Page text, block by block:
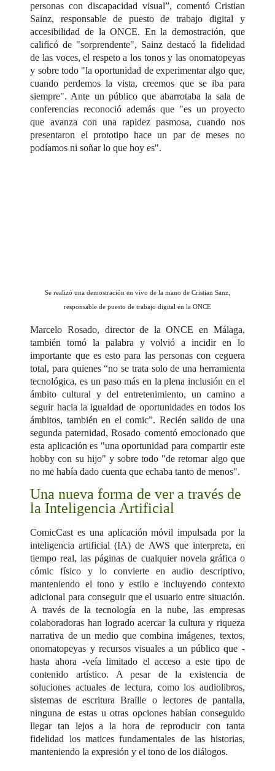
personas con discapacidad visual”, comentó Cristian
Sainz, responsable de puesto de trabajo digital y
accesibilidad de la ONCE. En la demostración, que
calificó de "sorprendente", Sainz destacó la fidelidad
de las voces, el respeto a los tonos y las onomatopeyas
y sobre todo "la oportunidad de experimentar algo que,
cuando perdemos la vista, creemos que se iba para
siempre". Ante un público que abarrotaba la sala de
conferencias reconoció además que "es un proyecto
que avanza con una rapidez pasmosa, cuando nos
presentaron el prototipo hace un par de meses no
podíamos ni soñar lo que hoy es".
Se realizó una demostración en vivo de la mano de Cristian Sanz,
responsable de puesto de trabajo digital en la ONCE
Marcelo Rosado, director de la ONCE en Málaga,
también tomó la palabra y volvió a incidir en lo
importante que es esto para las personas con ceguera
total, para quienes “no se trata solo de una herramienta
tecnológica, es un paso más en la plena inclusión en el
ámbito cultural y del entretenimiento, un camino a
seguir hacia la igualdad de oportunidades en todos los
ámbitos, también en el comic”. Recién salido de una
segunda paternidad, Rosado comentó emocionado que
esta aplicación es "una oportunidad para compartir este
hobby con su hijo" y sobre todo "de retomar algo que
no me había dado cuenta que echaba tanto de menos".
Una nueva forma de ver a través de
la Inteligencia Artificial
ComicCast es una aplicación móvil impulsada por la
inteligencia artificial (IA) de AWS que interpreta, en
tiempo real, las páginas de cualquier novela gráfica o
cómic físico y lo convierte en audio descriptivo,
manteniendo el tono y estilo e incluyendo contexto
adicional para conseguir que el usuario entre situación.
A través de la tecnología en la nube, las empresas
colaboradoras han logrado acercar la cultura y riqueza
narrativa de un medio que combina imágenes, textos,
onomatopeyas y recursos visuales a un público que -
hasta ahora -veía limitado el acceso a este tipo de
contenido artístico. A pesar de la existencia de
soluciones actuales de lectura, como los audiolibros,
sistemas de escritura Braille o lectores de pantalla,
ninguna de estas u otras opciones habían conseguido
llegar tan lejos a la hora de reproducir con tanta
fidelidad los matices fundamentales de las historias,
manteniendo la expresión y el tono de los diálogos.